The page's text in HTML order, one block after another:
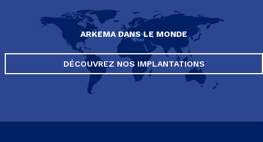
ARKEMA DANS LE MONDE
DÉCOUVREZ NOS IMPLANTATIONS